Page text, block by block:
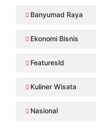
Banyumad Raya
Ekonomi Bisnis
Featuresld
Kuliner Wisata
Nasional